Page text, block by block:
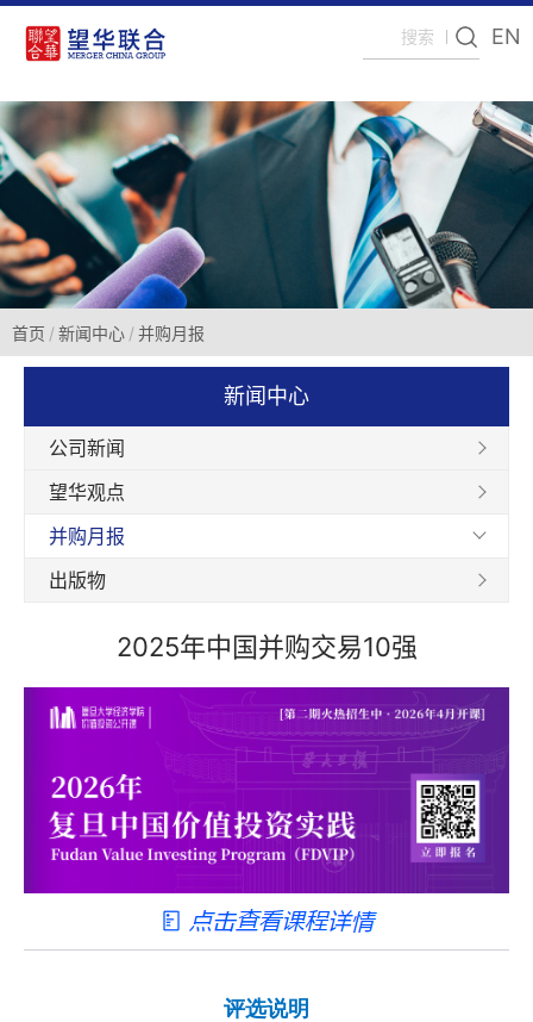
EN
首页 新闻中心 并购月报
新闻中心
公司新闻
望华观点
并购月报
出版物
2025年中国并购交易10强
评选说明